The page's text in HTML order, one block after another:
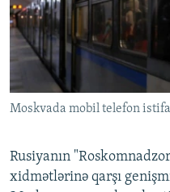
Moskvada mobil telefon
Rusiyanın
xidmətlərinə qarşı